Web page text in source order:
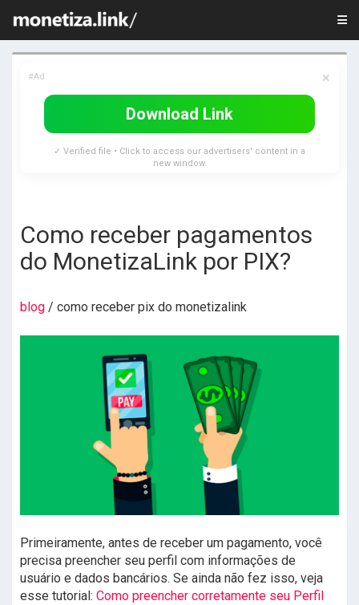
#Ad ×
Download Link
✓ Verified file • Click to access our advertisers' content in a
new window.
Como receber pagamentos
do MonetizaLink por PIX?
blog / como receber pix do monetizalink
Primeiramente, antes de receber um pagamento, você
precisa preencher seu perfil com informações de
usuário e dados bancários. Se ainda não fez isso, veja
esse tutorial: Como preencher corretamente seu Perfil